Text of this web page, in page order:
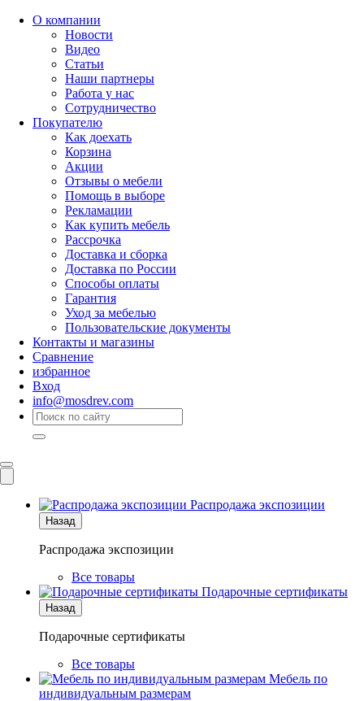
О компании
Новости
Видео
Статьи
Наши партнеры
Работа у нас
Сотрудничество
Покупателю
Как доехать
Корзина
Акции
Отзывы о мебели
Помощь в выборе
Рекламации
Как купить мебель
Рассрочка
Доставка и сборка
Доставка по России
Способы оплаты
Гарантия
Уход за мебелью
Пользовательские документы
Контакты и магазины
Сравнение
избранное
Вход
info@mosdrev.com
Распродажа экспозиции
Назад
Распродажа экспозиции
Все товары
Подарочные сертификаты
Назад
Подарочные сертификаты
Все товары
Мебель по
индивидуальным размерам